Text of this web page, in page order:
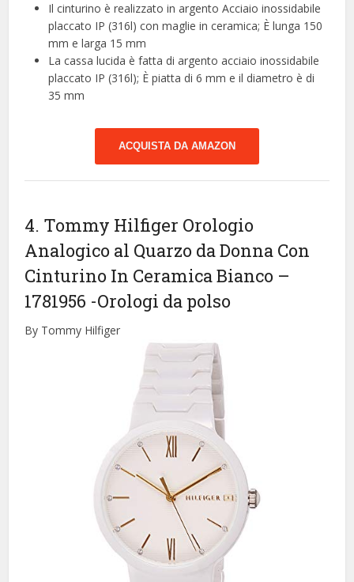
Il cinturino è realizzato in argento Acciaio inossidabile
placcato IP (316l) con maglie in ceramica; È lunga 150
mm e larga 15 mm
La cassa lucida è fatta di argento acciaio inossidabile
placcato IP (316l); È piatta di 6 mm e il diametro è di
35 mm
ACQUISTA DA AMAZON
4. Tommy Hilfiger Orologio
Analogico al Quarzo da Donna Con
Cinturino In Ceramica Bianco –
1781956 -Orologi da polso
By Tommy Hilfiger